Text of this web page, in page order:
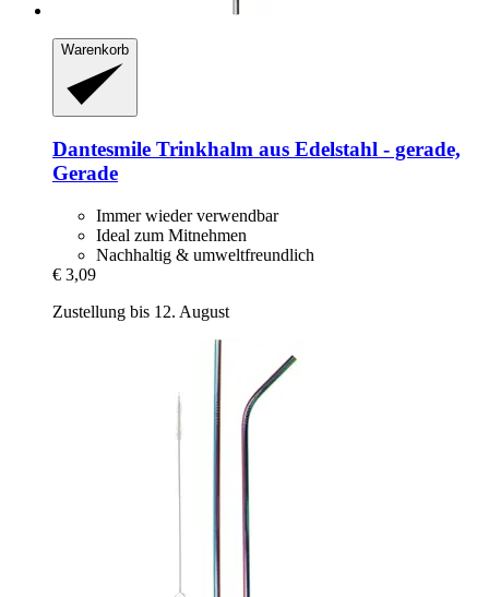
Warenkorb
Dantesmile Trinkhalm aus Edelstahl -​ gerade,
Gerade
Immer wieder verwendbar
Ideal zum Mitnehmen
Nachhaltig & umweltfreundlich
€ 3,09
Zustellung bis 12. August